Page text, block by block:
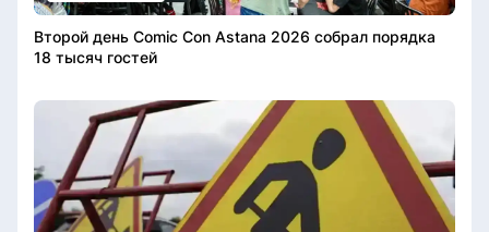
Второй день Comic Con Astana 2026 собрал порядка
18 тысяч гостей